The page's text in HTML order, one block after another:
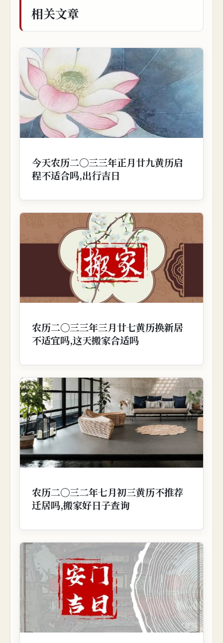
相关文章
今天农历二〇三三年正月廿九黄历启
程不适合吗,出行吉日
农历二〇三三年三月廿七黄历换新居
不适宜吗,这天搬家合适吗
农历二〇三二年七月初三黄历不推荐
迁居吗,搬家好日子查询